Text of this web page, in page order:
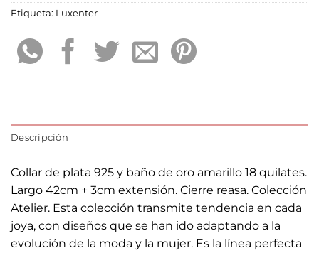
Etiqueta: Luxenter
Descripción
Collar de plata 925 y baño de oro amarillo 18 quilates.
Largo 42cm + 3cm extensión. Cierre reasa. Colección
Atelier. Esta colección transmite tendencia en cada
joya, con diseños que se han ido adaptando a la
evolución de la moda y la mujer. Es la línea perfecta